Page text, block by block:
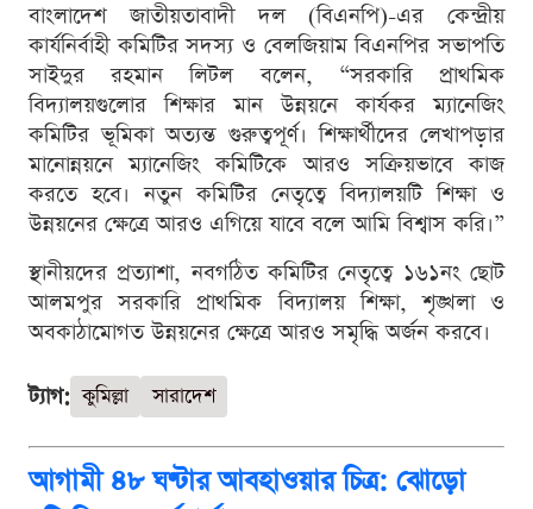
বাংলাদেশ জাতীয়তাবাদী দল (বিএনপি)-এর কেন্দ্রীয়
কার্যনির্বাহী কমিটির সদস্য ও বেলজিয়াম বিএনপির সভাপতি
সাইদুর রহমান লিটল বলেন, “সরকারি প্রাথমিক
বিদ্যালয়গুলোর শিক্ষার মান উন্নয়নে কার্যকর ম্যানেজিং
কমিটির ভূমিকা অত্যন্ত গুরুত্বপূর্ণ। শিক্ষার্থীদের লেখাপড়ার
মানোন্নয়নে ম্যানেজিং কমিটিকে আরও সক্রিয়ভাবে কাজ
করতে হবে। নতুন কমিটির নেতৃত্বে বিদ্যালয়টি শিক্ষা ও
উন্নয়নের ক্ষেত্রে আরও এগিয়ে যাবে বলে আমি বিশ্বাস করি।”
স্থানীয়দের প্রত্যাশা, নবগঠিত কমিটির নেতৃত্বে ১৬১নং ছোট
আলমপুর সরকারি প্রাথমিক বিদ্যালয় শিক্ষা, শৃঙ্খলা ও
অবকাঠামোগত উন্নয়নের ক্ষেত্রে আরও সমৃদ্ধি অর্জন করবে।
ট্যাগ: কুমিল্লা সারাদেশ
আগামী ৪৮ ঘণ্টার আবহাওয়ার চিত্র: ঝোড়ো